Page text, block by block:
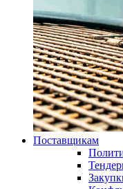
Поставщикам